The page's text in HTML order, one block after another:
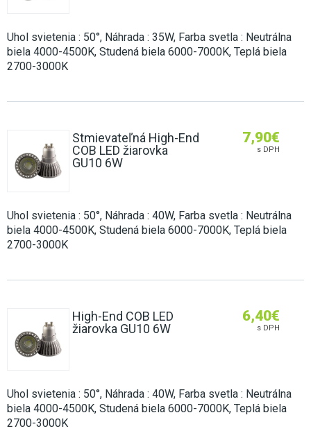
Uhol svietenia : 50°, Náhrada : 35W, Farba svetla : Neutrálna
biela 4000-4500K, Studená biela 6000-7000K, Teplá biela
2700-3000K
Stmievateľná High-End
COB LED žiarovka
GU10 6W
7,90€
s DPH
Uhol svietenia : 50°, Náhrada : 40W, Farba svetla : Neutrálna
biela 4000-4500K, Studená biela 6000-7000K, Teplá biela
2700-3000K
High-End COB LED
žiarovka GU10 6W
6,40€
s DPH
Uhol svietenia : 50°, Náhrada : 40W, Farba svetla : Neutrálna
biela 4000-4500K, Studená biela 6000-7000K, Teplá biela
2700-3000K